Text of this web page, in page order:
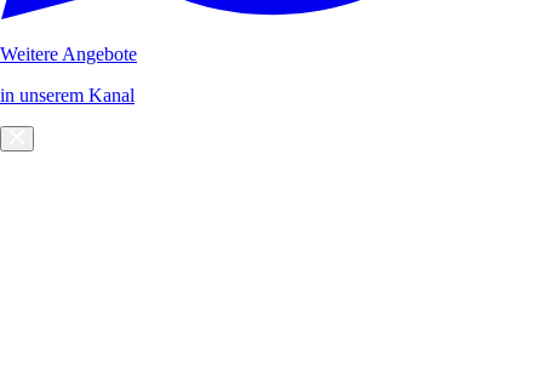
Weitere Angebote
in unserem Kanal